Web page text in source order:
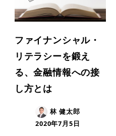
ファイナンシャル・
リテラシーを鍛え
る、金融情報への接
し方とは
林 健太郎
2020年7月5日